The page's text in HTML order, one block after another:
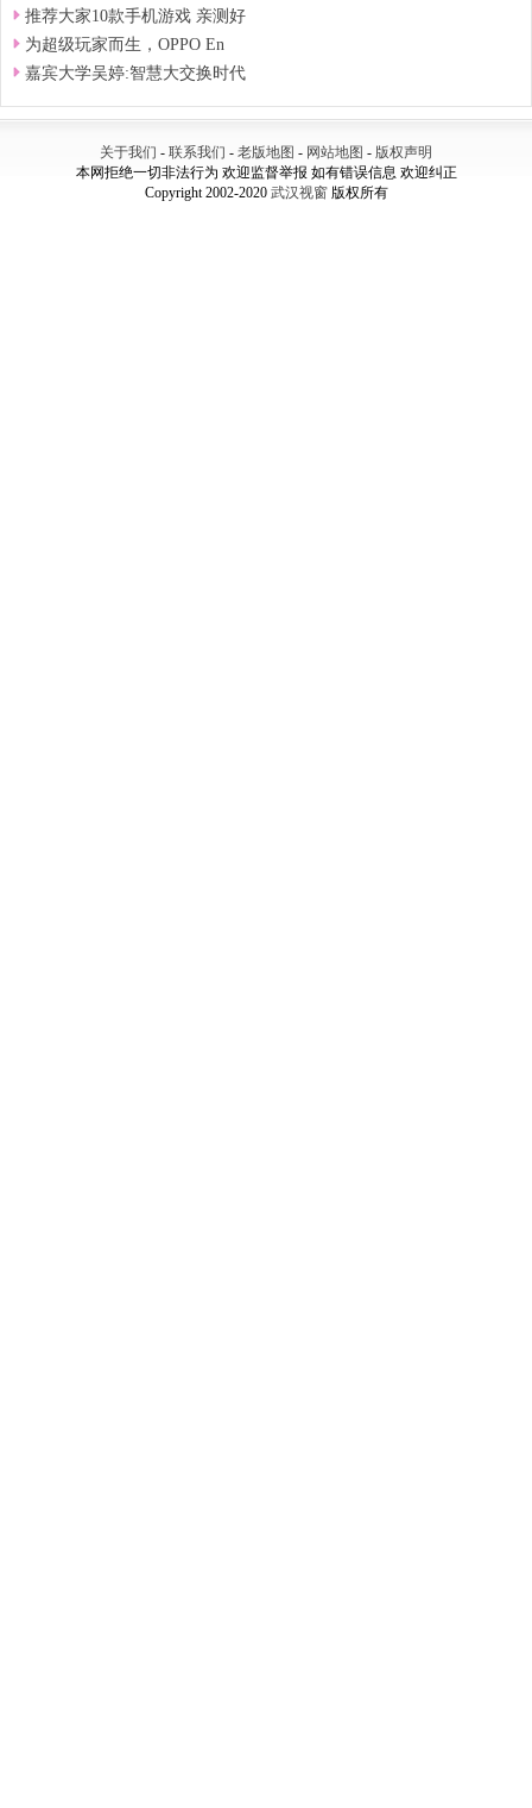
推荐大家10款手机游戏 亲测好
为超级玩家而生，OPPO En
​嘉宾大学吴婷:智慧大交换时代
关于我们 - 联系我们 - 老版地图 - 网站地图 - 版权声明
本网拒绝一切非法行为 欢迎监督举报 如有错误信息 欢迎纠正
Copyright 2002-2020 武汉视窗版权所有